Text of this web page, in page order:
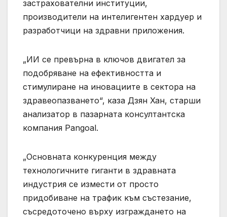
застрахователни институции,
производители на интелигентен хардуер и
разработчици на здравни приложения.
„ИИ се превърна в ключов двигател за
подобряване на ефективността и
стимулиране на иновациите в сектора на
здравеопазването“, каза Дзян Хан, старши
анализатор в пазарната консултантска
компания Pangoal.
„Основната конкуренция между
технологичните гиганти в здравната
индустрия се измести от просто
придобиване на трафик към състезание,
съсредоточено върху изграждането на